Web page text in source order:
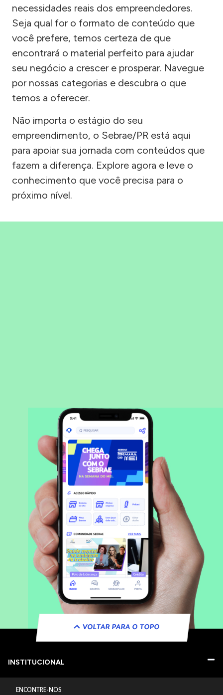
necessidades reais dos empreendedores.
Seja qual for o formato de conteúdo que
você prefere, temos certeza de que
encontrará o material perfeito para ajudar
seu negócio a crescer e prosperar. Navegue
por nossas categorias e descubra o que
temos a oferecer.
Não importa o estágio do seu
empreendimento, o Sebrae/PR está aqui
para apoiar sua jornada com conteúdos que
fazem a diferença. Explore agora e leve o
conhecimento que você precisa para o
próximo nível.
VOLTAR PARA O TOPO
INSTITUCIONAL
ENCONTRE-NOS